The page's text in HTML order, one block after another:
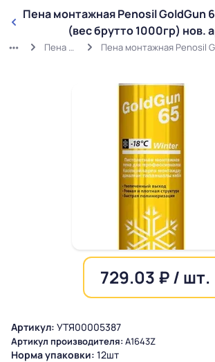
Пена монтажная Penosil GoldGun
(вес брутто 1000гр) нов.
Пена зимняя
729.03 ₽ / шт.
Артикул: УТЯ00005387
Артикул производителя: А1643Z
Норма упаковки: 12шт